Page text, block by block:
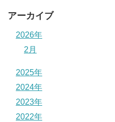
アーカイブ
2026年
2月
2025年
2024年
2023年
2022年